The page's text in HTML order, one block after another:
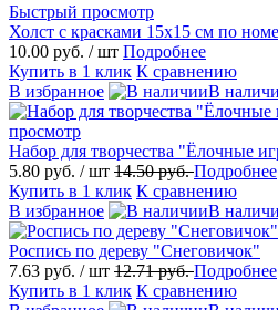
Быстрый просмотр
Холст с красками 15х15 см по
10.00 руб. / шт Подробнее
Купить в 1 клик К сравнению
В избранное
В
просмотр
Набор для творчества "Ёлочные
5.80 руб. / шт 14.50 руб.Подробнее
Купить в 1 клик К сравнению
В избранное
В
Роспись по дереву "Снеговичок"
7.63 руб. / шт 12.71 руб.Подробнее
Купить в 1 клик К сравнению